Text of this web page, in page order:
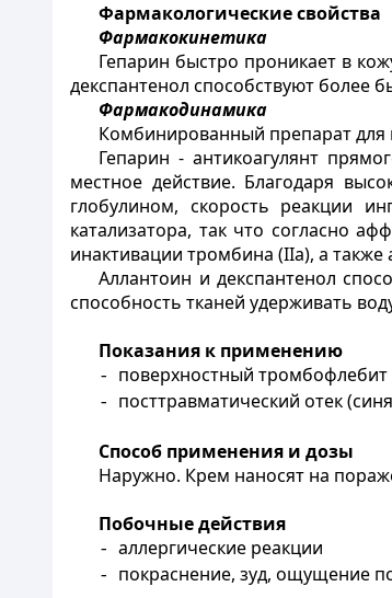
Фармакологические свойства
Фармакокинетика
Гепарин быстро проникает в
декспантенол способствуют более
Фармакодинамика
Комбинированный препарат для
Гепарин - антикоагулянт
местное действие. Благодаря
глобулином, скорость реакции
катализатора, так что согласно
инактивации тромбина (IIа), а
Аллантоин и декспантенол
способность тканей удерживать
Показания к применению
- поверхностный тромбофлебит
- посттравматический отек
Способ применения и дозы
Наружно. Крем наносят на
Побочные действия
- аллергические реакции
- покраснение, зуд, ощущение